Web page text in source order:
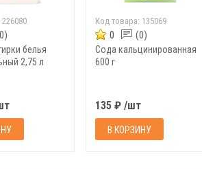
226080
белья
2,75 л
Код товара: 135069
0 (0)
Сода кальцинированная
600 г
135 ₽ /шт
В КОРЗИНУ